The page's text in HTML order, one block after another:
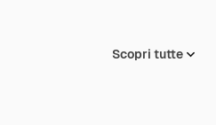
Scopri tutte